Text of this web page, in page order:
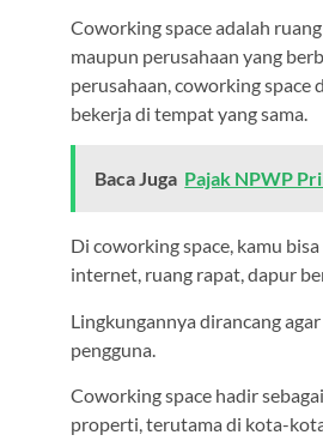
Coworking space adalah
maupun perusahaan yang
perusahaan, coworking space
bekerja di tempat yang sama.
Baca Juga Pajak NPWP
Di coworking space, kamu
internet, ruang rapat, dapur
Lingkungannya dirancang
pengguna.
Coworking space hadir
properti, terutama di kota-